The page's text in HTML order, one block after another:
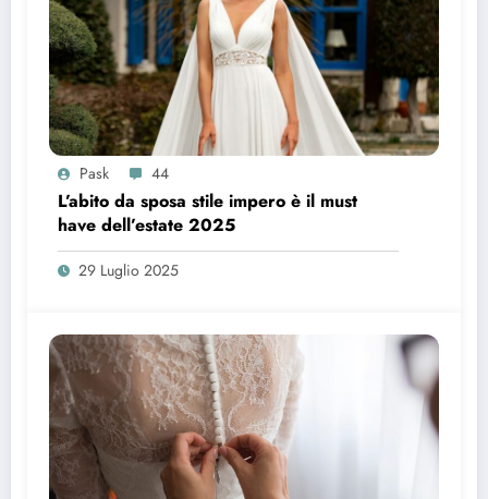
Pask 44
L’abito da sposa stile impero è il must
have dell’estate 2025
29 Luglio 2025